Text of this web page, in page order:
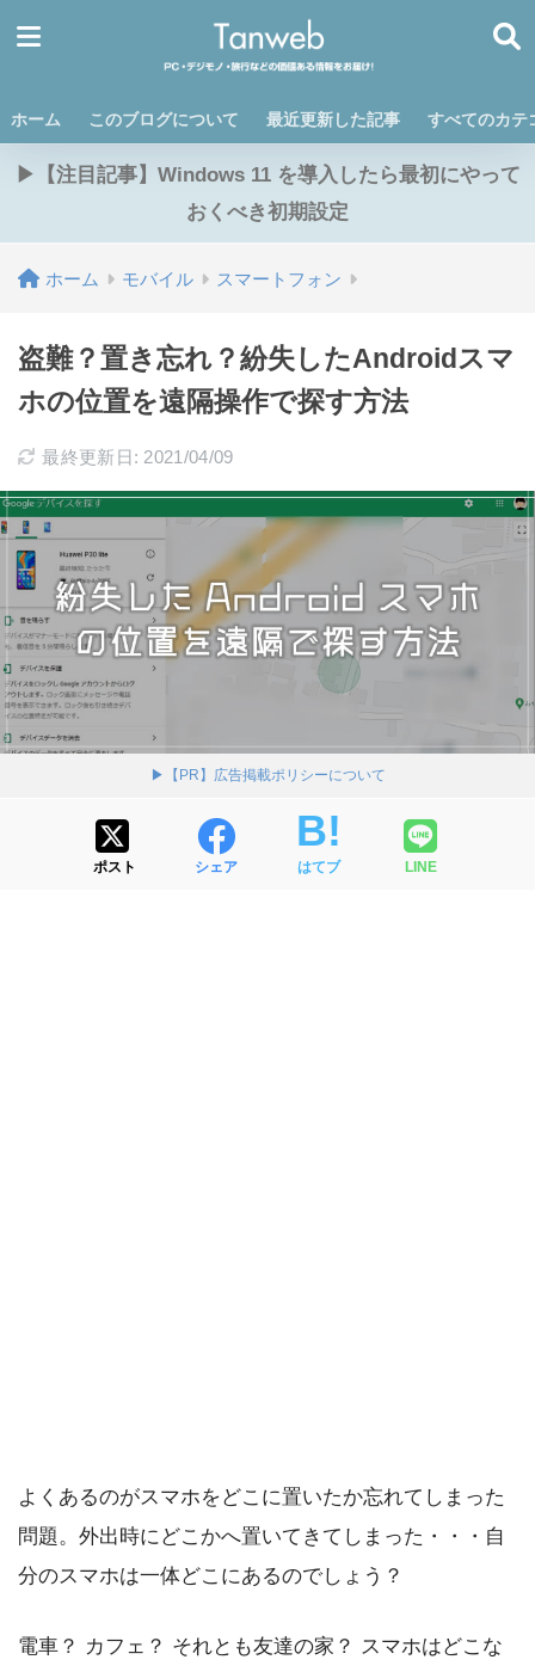
ホーム このブログについて 最近更新した記事 すべてのカテ
▶【注目記事】Windows 11 を導入したら最初にやって
おくべき初期設定
ホーム モバイル スマートフォン
盗難？置き忘れ？紛失したAndroidスマ
ホの位置を遠隔操作で探す方法
最終更新日: 2021/04/09
▶【PR】広告掲載ポリシーについて
ポスト シェア はてブ LINE
よくあるのがスマホをどこに置いたか忘れてしまった
問題。外出時にどこかへ置いてきてしまった・・・自
分のスマホは一体どこにあるのでしょう？
電車？ カフェ？ それとも友達の家？ スマホはどこな